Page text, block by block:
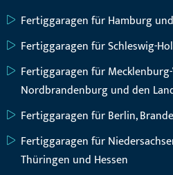
Fertiggaragen für Hamburg
Fertiggaragen für Schleswig-
Fertiggaragen für
Nordbrandenburg und den
Fertiggaragen für Berlin,
Fertiggaragen für
Thüringen und Hessen